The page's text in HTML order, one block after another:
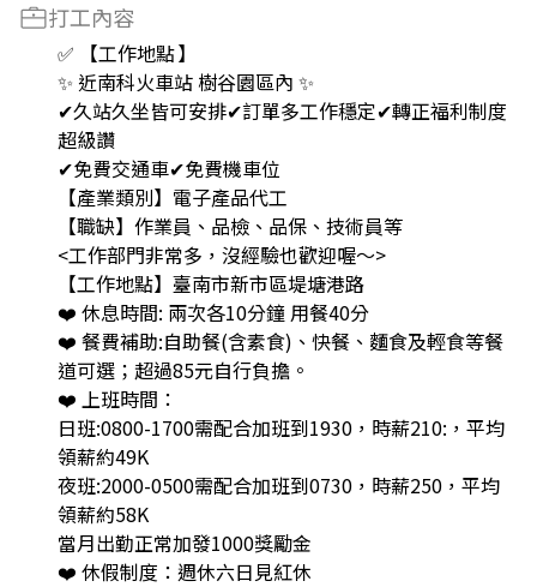
打工內容
✅ 【工作地點 】
✨ 近南科火車站 樹谷園區內 ✨
✔久站久坐皆可安排✔訂單多工作穩定✔轉正福利制度
超級讚
✔免費交通車✔免費機車位
【產業類別】電子產品代工
【職缺】作業員、品檢、品保、技術員等
<工作部門非常多，沒經驗也歡迎喔～>
【工作地點】臺南市新市區堤塘港路
❤️ 休息時間: 兩次各10分鐘 用餐40分
❤️ 餐費補助:自助餐(含素食)、快餐、麵食及輕食等餐
道可選；超過85元自行負擔。
❤️ 上班時間：
日班:0800-1700需配合加班到1930，時薪210:，平均
領薪約49K
夜班:2000-0500需配合加班到0730，時薪250，平均
領薪約58K
當月出勤正常加發1000獎勵金
❤️ 休假制度：週休六日見紅休